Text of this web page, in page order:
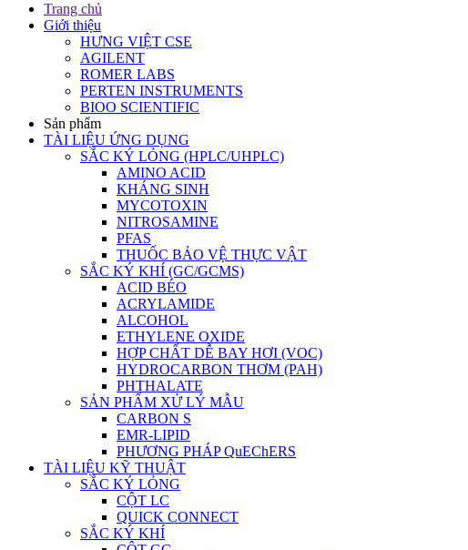
Trang chủ
Giới thiệu
HƯNG VIỆT CSE
AGILENT
ROMER LABS
PERTEN INSTRUMENTS
BIOO SCIENTIFIC
Sản phẩm
TÀI LIỆU ỨNG DỤNG
SẮC KÝ LỎNG (HPLC/UHPLC)
AMINO ACID
KHÁNG SINH
MYCOTOXIN
NITROSAMINE
PFAS
THUỐC BẢO VỆ THỰC VẬT
SẮC KÝ KHÍ (GC/GCMS)
ACID BÉO
ACRYLAMIDE
ALCOHOL
ETHYLENE OXIDE
HỢP CHẤT DỄ BAY HƠI (VOC)
HYDROCARBON THƠM (PAH)
PHTHALATE
SẢN PHẨM XỬ LÝ MẪU
CARBON S
EMR-LIPID
PHƯƠNG PHÁP QuEChERS
TÀI LIỆU KỸ THUẬT
SẮC KÝ LỎNG
CỘT LC
QUICK CONNECT
SẮC KÝ KHÍ